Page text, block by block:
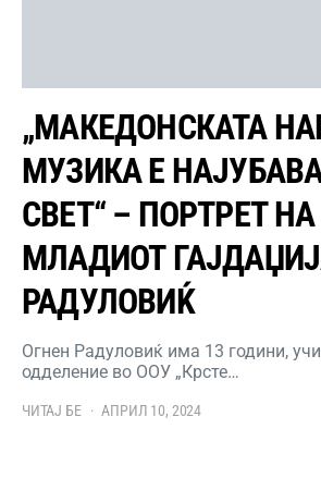
„МАКЕДОНСКАТА
МУЗИКА Е
СВЕТ“ – ПОРТРЕТ НА
МЛАДИОТ
РАДУЛОВИЌ
Огнен Радуловиќ има 13 години,
одделение во ООУ „Крсте…
ЧИТАЈ БЕ АПРИЛ 10, 2024